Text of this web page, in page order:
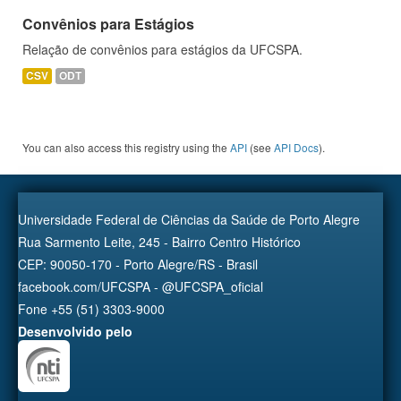
Convênios para Estágios
Relação de convênios para estágios da UFCSPA.
CSV ODT
You can also access this registry using the API (see API Docs).
Universidade Federal de Ciências da Saúde de Porto Alegre
Rua Sarmento Leite, 245 - Bairro Centro Histórico
CEP: 90050-170 - Porto Alegre/RS - Brasil
facebook.com/UFCSPA - @UFCSPA_oficial
Fone +55 (51) 3303-9000
Desenvolvido pelo